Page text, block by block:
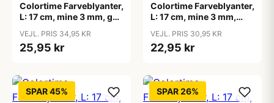
Colortime Farveblyanter,
L: 17 cm, mine 3 mm, gul,
VEJL. PRIS 34,95 KR
25,95 kr
Colortime Farveblyanter,
L: 17 cm, mine 3 mm,
VEJL. PRIS 30,95 KR
22,95 kr
SPAR 45% SPAR 26%